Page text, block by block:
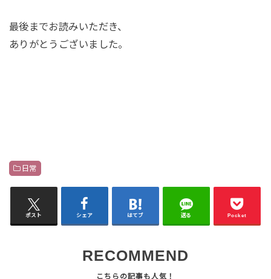
最後までお読みいただき、
ありがとうございました。
日常
ポスト シェア はてブ 送る Pocket
RECOMMEND